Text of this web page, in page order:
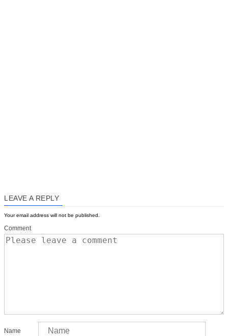
LEAVE A REPLY
Your email address will not be published.
Comment
Name